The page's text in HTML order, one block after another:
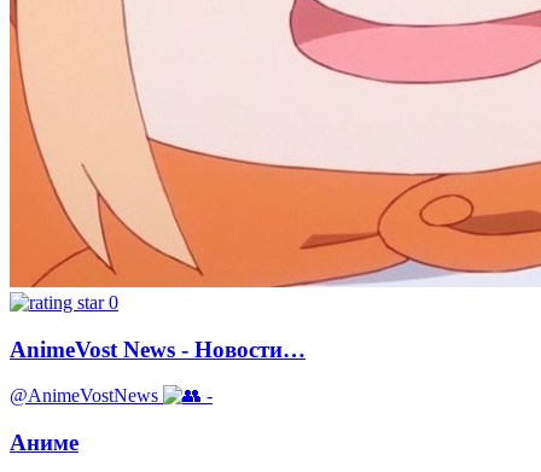
0
AnimeVost News - Новости…
@AnimeVostNews -
Аниме